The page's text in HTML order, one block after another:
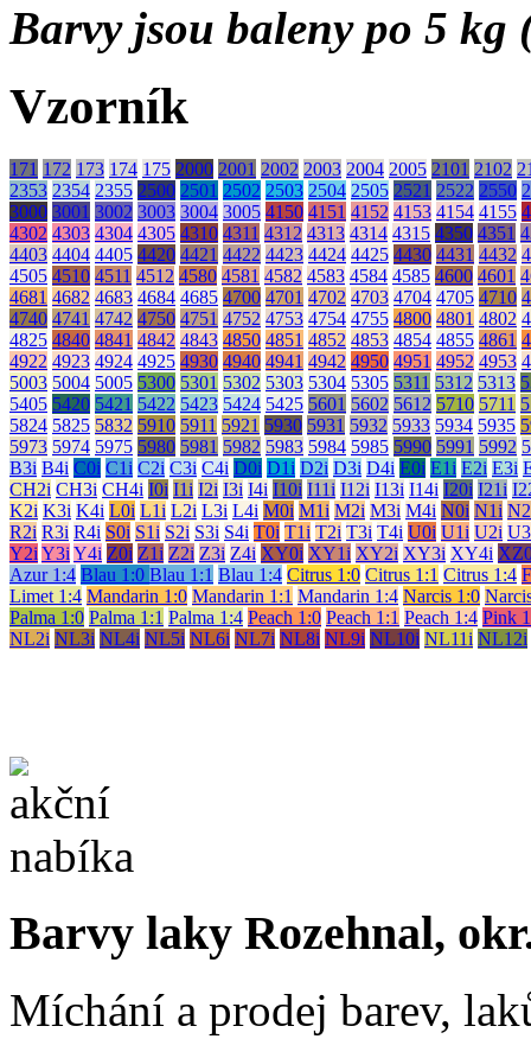
Barvy jsou baleny po 5 kg
Vzorník
171 172 173 174 175 2000 2001 2002 2003 2004 2005 2101 2102
2353 2354 2355 2500 2501 2502 2503 2504 2505 2521 2522 2550
3000 3001 3002 3003 3004 3005 4150 4151 4152 4153 4154 4155
4302 4303 4304 4305 4310 4311 4312 4313 4314 4315 4350 4351
4403 4404 4405 4420 4421 4422 4423 4424 4425 4430 4431 4432
4505 4510 4511 4512 4580 4581 4582 4583 4584 4585 4600 4601
4681 4682 4683 4684 4685 4700 4701 4702 4703 4704 4705 4710
4740 4741 4742 4750 4751 4752 4753 4754 4755 4800 4801 4802
4825 4840 4841 4842 4843 4850 4851 4852 4853 4854 4855 4861
4922 4923 4924 4925 4930 4940 4941 4942 4950 4951 4952 4953
5003 5004 5005 5300 5301 5302 5303 5304 5305 5311 5312 5313
5405 5420 5421 5422 5423 5424 5425 5601 5602 5612 5710 5711
5824 5825 5832 5910 5911 5921 5930 5931 5932 5933 5934 5935
5973 5974 5975 5980 5981 5982 5983 5984 5985 5990 5991 5992
B3i B4i C0i C1i C2i C3i C4i D0i D1i D2i D3i D4i E0i E1i E2i E3i
CH2i CH3i CH4i I0i I1i I2i I3i I4i I10i I11i I12i I13i I14i I20i I21i
K2i K3i K4i L0i L1i L2i L3i L4i M0i M1i M2i M3i M4i N0i N1i
R2i R3i R4i S0i S1i S2i S3i S4i T0i T1i T2i T3i T4i U0i U1i U2i
Y2i Y3i Y4i Z0i Z1i Z2i Z3i Z4i XY0i XY1i XY2i XY3i XY4i
Azur 1:4 Blau 1:0 Blau 1:1 Blau 1:4 Citrus 1:0 Citrus 1:1 Citrus 1:4
Limet 1:4 Mandarin 1:0 Mandarin 1:1 Mandarin 1:4 Narcis 1:0
Palma 1:0 Palma 1:1 Palma 1:4 Peach 1:0 Peach 1:1 Peach 1:4 Pink
NL2i NL3i NL4i NL5i NL6i NL7i NL8i NL9i NL10i NL11i NL12i
Barvy laky Rozehnal,
Míchání a prodej barev,